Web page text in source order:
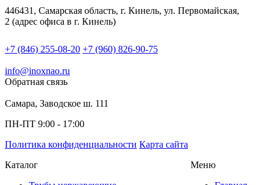
446431, Самарская область, г. Кинель, ул. Первомайская,
2 (адрес офиса в г. Кинель)
+7 (846) 255-08-20 +7 (960) 826-90-75
info@inoxnao.ru
Обратная связь
Самара, Заводское ш. 111
ПН-ПТ 9:00 - 17:00
Политика конфиденциальности Карта сайта
Каталог
Меню